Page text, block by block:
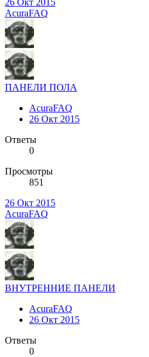
26 Окт 2015
AcuraFAQ
ПАНЕЛИ ПОЛА
AcuraFAQ
26 Окт 2015
Ответы
0
Просмотры
851
26 Окт 2015
AcuraFAQ
ВНУТРЕННИЕ ПАНЕЛИ
AcuraFAQ
26 Окт 2015
Ответы
0